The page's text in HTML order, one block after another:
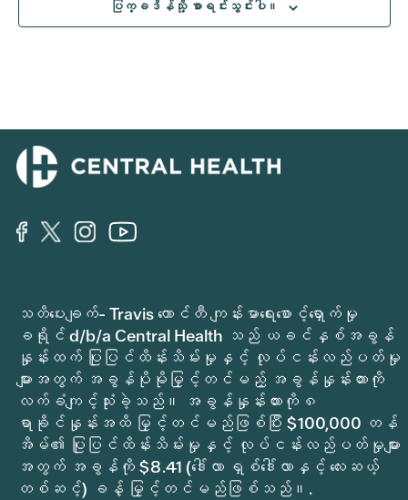
ပြက္ခဒိန်သို့ စာရင်းသွင်းပါ။
သတိပေးချက်- Travis ကောင်တီ ကျန်းမာရေးစောင့်ရှောက်မှု
ခရိုင် d/b/a Central Health သည် ယခင်နှစ်အခွန်
နှုန်းထက် ပြုပြင်ထိန်းသိမ်းမှုနှင့် လုပ်ငန်းလည်ပတ်မှု
များအတွက် အခွန်ပိုမိုမြှင့်တင်မည့် အခွန်နှုန်းထားကို
လက်ခံကျင့်သုံးခဲ့သည်။ အခွန်နှုန်းထားကို ၈
ရာခိုင်နှုန်းအထိ မြှင့်တင်မည်ဖြစ်ပြီး $100,000 တန်
အိမ်၏ ပြုပြင်ထိန်းသိမ်းမှုနှင့် လုပ်ငန်းလည်ပတ်မှုများ
အတွက် အခွန်ကို $8.41 (ဒေါ်လာ ရှစ်ဒေါ်လာနှင့် လေးဆယ့်
တစ်ဆင့်) ခန့် မြှင့်တင်မည်ဖြစ်သည်။.